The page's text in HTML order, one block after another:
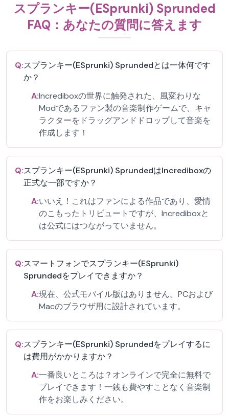
スプランキー(ESprunki) Sprunded
FAQ：あなたの質問に答えます
Q:スプランキー(ESprunki) Sprundedとは一体何です
か？
A:Incrediboxの世界に触発された、風変わりな
Modであるファン製の音楽制作ゲームで、キャ
ラクターをドラッグアンドドロップして音楽を
作成します！
Q:スプランキー(ESprunki) SprundedはIncrediboxの
正式な一部ですか？
A:いいえ！これはファンによる作品であり、愛情
のこもったトリビュートですが、Incrediboxと
は公式にはつながっていません。
Q:スマートフォンでスプランキー(ESprunki)
Sprundedをプレイできますか？
A:現在、公式モバイル版はありません。PCおよび
Macのブラウザ用に設計されています。
Q:スプランキー(ESprunki) Sprundedをプレイするに
は費用がかかりますか？
A:一番良いところは？オンラインで完全に無料で
プレイできます！一銭も費やすことなく音楽制
作をお楽しみください。